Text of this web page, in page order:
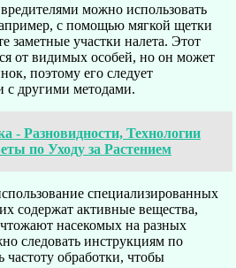
можно использовать
с помощью мягкой щетки
заметные участки налета. Этот
от видимых особей, но он может
поэтому его следует
с другими методами.
- Разновидности, Технологии
по Уходу за Растением
специализированных
содержат активные вещества,
насекомых на разных
следовать инструкциям по
обработки, чтобы